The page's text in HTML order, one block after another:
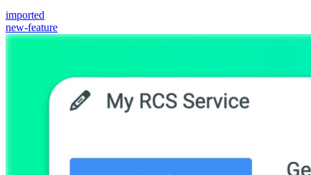
imported
new-feature